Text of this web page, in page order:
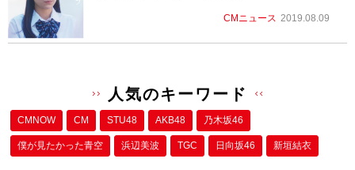
CMニュース 2019.08.09
人気のキーワード
CMNOW CM STU48 AKB48 乃木坂46
僕が⾒たかった⻘空 浜辺美波 TGC 日向坂46 新垣結衣